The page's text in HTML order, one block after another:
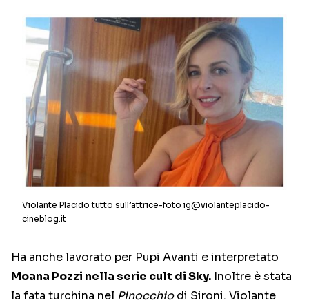
Violante Placido tutto sull’attrice-foto ig@violanteplacido-
cineblog.it
Ha anche lavorato per Pupi Avanti e interpretato
Moana Pozzi nella serie cult di Sky. Inoltre è stata
la fata turchina nel Pinocchiodi Sironi. Violante